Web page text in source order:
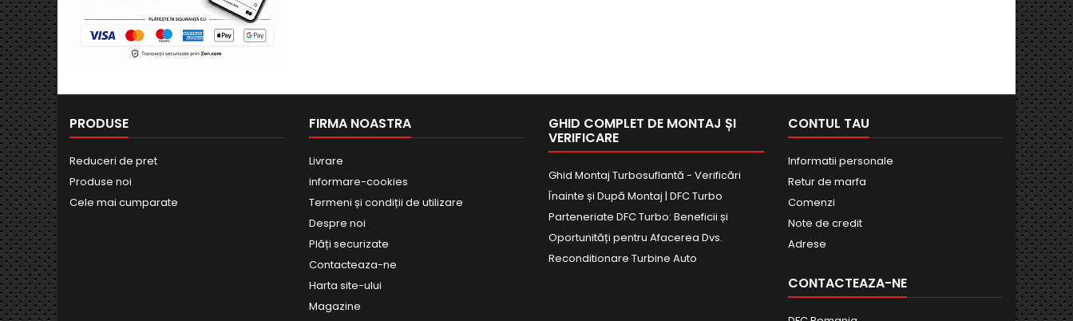
PRODUSE
Reduceri de pret
Produse noi
Cele mai cumparate
FIRMA NOASTRA
Livrare
informare-cookies
Termeni și condiții de utilizare
Despre noi
Plăți securizate
Contacteaza-ne
Harta site-ului
Magazine
GHID COMPLET DE MONTAJ ȘI
VERIFICARE
Ghid Montaj Turbosuflantă - Verificări
Înainte și După Montaj | DFC Turbo
Parteneriate DFC Turbo: Beneficii și
Oportunități pentru Afacerea Dvs.
Reconditionare Turbine Auto
CONTUL TAU
Informatii personale
Retur de marfa
Comenzi
Note de credit
Adrese
CONTACTEAZA-NE